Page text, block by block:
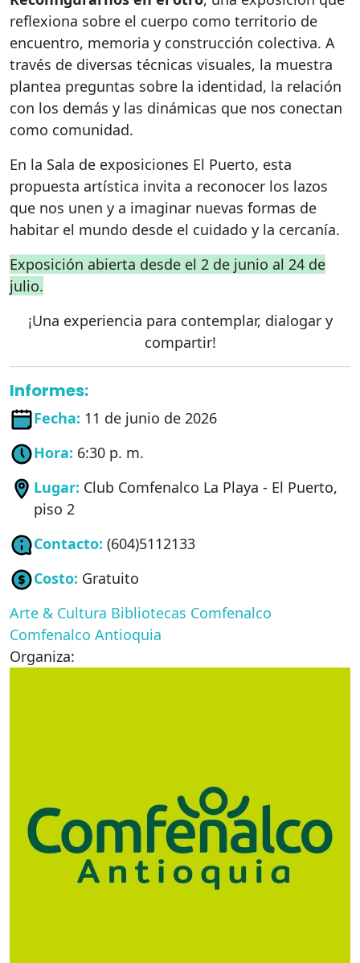
reflexiona sobre el cuerpo como territorio de
encuentro, memoria y construcción colectiva. A
través de diversas técnicas visuales, la muestra
plantea preguntas sobre la identidad, la relación
con los demás y las dinámicas que nos conectan
como comunidad.
En la Sala de exposiciones El Puerto, esta
propuesta artística invita a reconocer los lazos
que nos unen y a imaginar nuevas formas de
habitar el mundo desde el cuidado y la cercanía.
Exposición abierta desde el 2 de junio al 24 de
julio.
¡Una experiencia para contemplar, dialogar y
compartir!
Informes:
Fecha: 11 de junio de 2026
Hora: 6:30 p. m.
Lugar: Club Comfenalco La Playa - El Puerto,
piso 2
Contacto: (604)5112133
Costo: Gratuito
Arte & Cultura Bibliotecas Comfenalco
Comfenalco Antioquia
Organiza: